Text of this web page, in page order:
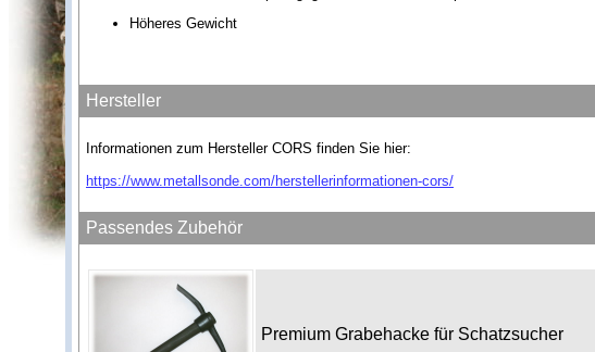
Höheres Gewicht
Hersteller
Informationen zum Hersteller CORS finden Sie hier:
https://www.metallsonde.com/herstellerinformationen-cors/
Passendes Zubehör
Premium Grabehacke für Schatzsucher